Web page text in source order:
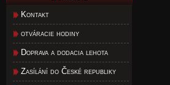
Kontakt
otváracie hodiny
Doprava a dodacia lehota
Zasílání do České republiky